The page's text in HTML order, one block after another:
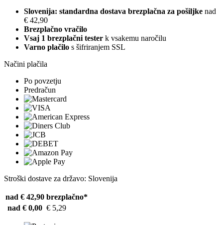
Slovenija: standardna dostava brezplačna za pošiljke nad
€ 42,90
Brezplačno vračilo
Vsaj 1 brezplačni tester k vsakemu naročilu
Varno plačilo s šifriranjem SSL
Načini plačila
Po povzetju
Predračun
Stroški dostave za državo: Slovenija
nad € 42,90 brezplačno*
nad € 0,00 € 5,29